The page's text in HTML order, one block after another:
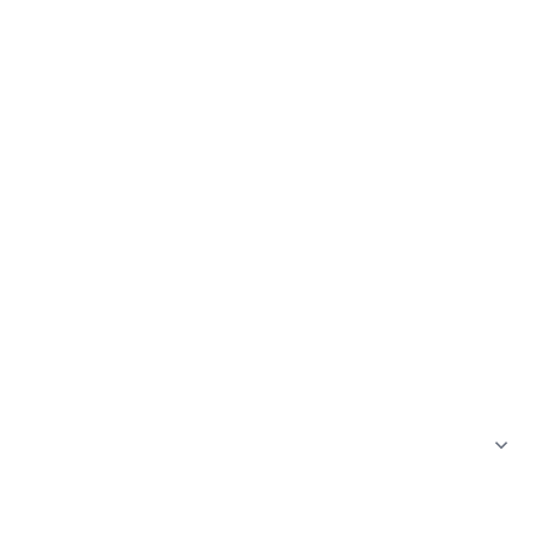
zachowują się na stronie,